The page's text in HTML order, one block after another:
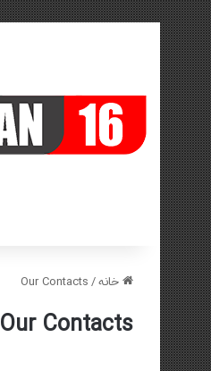
خانه/
Our Contacts
Our Contacts